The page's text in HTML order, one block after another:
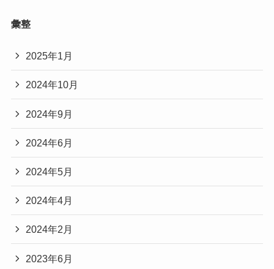
彙整
2025年1月
2024年10月
2024年9月
2024年6月
2024年5月
2024年4月
2024年2月
2023年6月